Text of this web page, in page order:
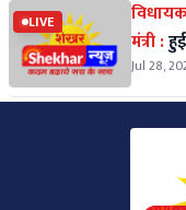
LIVE
मंत्री :
Jul 28,